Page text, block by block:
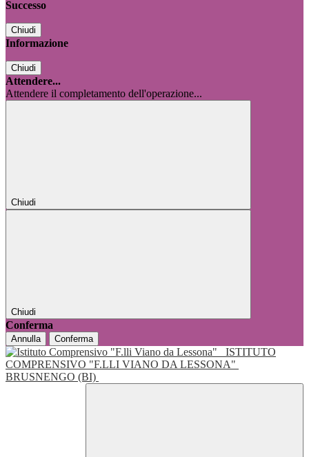
Successo
Chiudi
Informazione
Chiudi
Attendere...
Attendere il completamento dell'operazione...
Chiudi
Chiudi
Conferma
Annulla Conferma
ISTITUTO
COMPRENSIVO "F.LLI VIANO DA LESSONA"
BRUSNENGO (BI)